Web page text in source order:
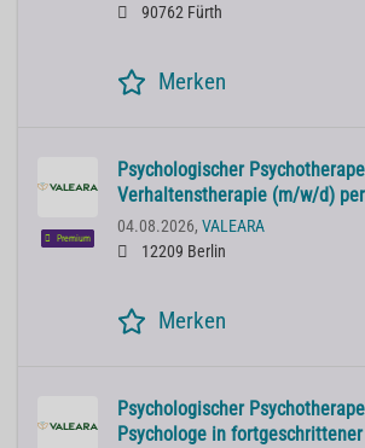
90762 Fürth
Merken
Premium
Psychologischer
Verhaltenstherapie (m/w/d)
04.08.2026, VALEARA
12209 Berlin
Merken
Psychologischer
Psychologe in